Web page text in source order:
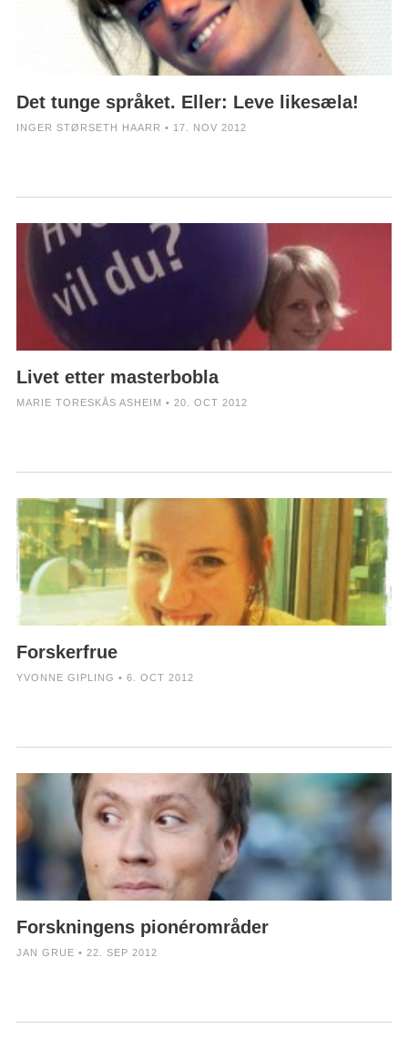
Det tunge språket. Eller: Leve likesæla!
INGER STØRSETH HAARR • 17. NOV 2012
Livet etter masterbobla
MARIE TORESKÅS ASHEIM • 20. OCT 2012
Forskerfrue
YVONNE GIPLING • 6. OCT 2012
Forskningens pionérområder
JAN GRUE • 22. SEP 2012